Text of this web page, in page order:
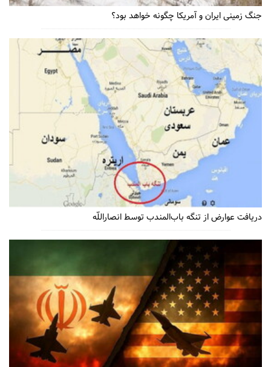
جنگ زمینی ایران و آمریکا چگونه خواهد بود؟
دریافت عوارض از تنگه باب‌المندب توسط انصاراللّه